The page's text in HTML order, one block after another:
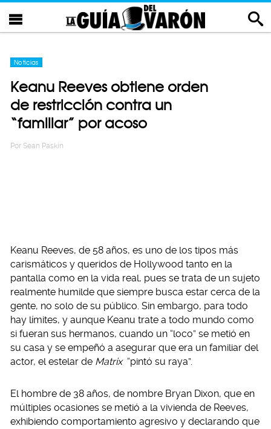
Noticias
Keanu Reeves obtiene orden
de restricción contra un
“familiar” por acoso
Por Sean Paskin
Keanu Reeves, de 58 años, es uno de los tipos más
carismáticos y queridos de Hollywood tanto en la
pantalla como en la vida real, pues se trata de un sujeto
realmente humilde que siempre busca estar cerca de la
gente, no solo de su público. Sin embargo, para todo
hay límites, y aunque Keanu trate a todo mundo como
si fueran sus hermanos, cuando un “loco” se metió en
su casa y se empeñó a asegurar que era un familiar del
actor, el estelar de Matrix “pintó su raya”.
El hombre de 38 años, de nombre Bryan Dixon, que en
múltiples ocasiones se metió a la vivienda de Reeves,
exhibiendo comportamiento agresivo y declarando que